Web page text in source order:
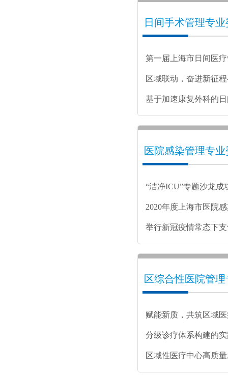
日间手术管理专
第一届上海市日间医
举办
区域联动，奋进新征
理经验研讨会成功举办
基于加速康复外科的
医院感染管理专
“洁净ICU”专题沙龙成
2020年度上海市医院
举行新冠疫情常态下
区综合性医院管
赋能新质，共筑区域
分级诊疗体系构建的
行
区域性医疗中心高质